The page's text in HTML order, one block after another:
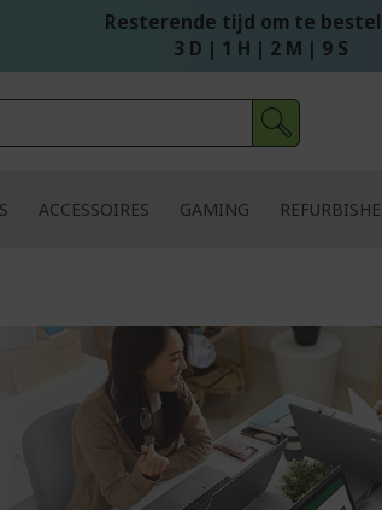
Resterende tijd om te
3 D | 1 H | 2 M | 8 S
ACCESSOIRES GAMING